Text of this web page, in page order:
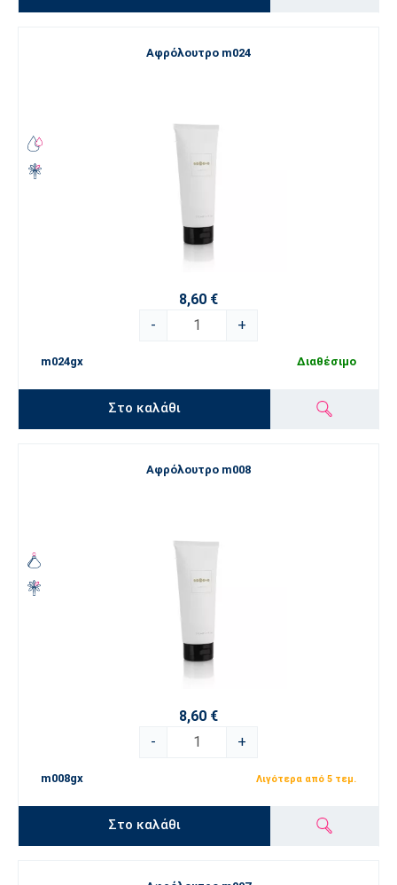
Αφρόλουτρο m024
8,60 €
-
+
m024gx Διαθέσιμο
Στο καλάθι
Αφρόλουτρο m008
8,60 €
-
+
m008gx Λιγότερα από 5 τεμ.
Στο καλάθι